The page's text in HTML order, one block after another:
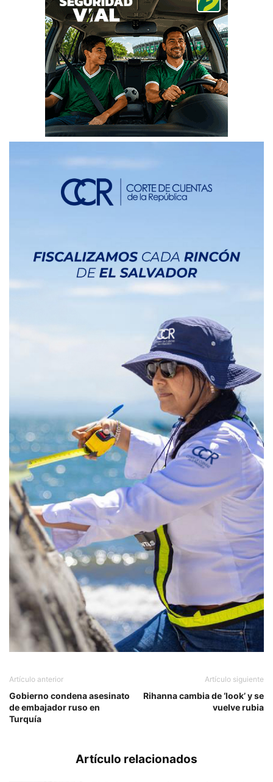
Artículo anterior
Gobierno condena asesinato
de embajador ruso en
Turquía
Artículo siguiente
Rihanna cambia de ‘look’ y se
vuelve rubia
Artículo relacionados